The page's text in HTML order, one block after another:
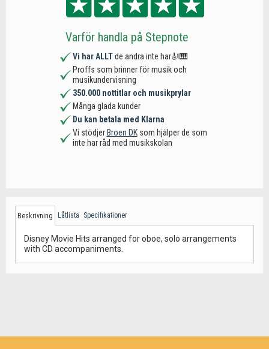
Varför handla på Stepnote
Vi har ALLTde andra inte har🎻🎹
Proffs som brinner för musik och
musikundervisning
350.000 nottitlar och musikprylar
Många glada kunder
Du kan betala med Klarna
Vi stödjer Broen DKsom hjälper de som
inte har råd med musikskolan
Beskrivning Låtlista Specifikationer
Disney Movie Hits arranged for oboe, solo arrangements
with CD accompaniments.